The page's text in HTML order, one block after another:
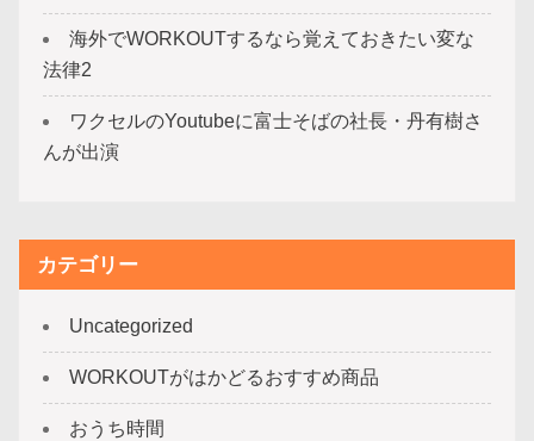
海外でWORKOUTするなら覚えておきたい変な
法律2
ワクセルのYoutubeに富士そばの社長・丹有樹さ
んが出演
カテゴリー
Uncategorized
WORKOUTがはかどるおすすめ商品
おうち時間